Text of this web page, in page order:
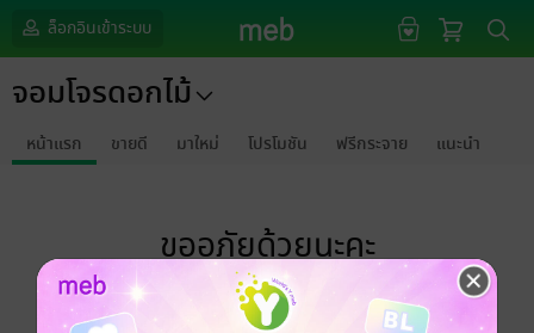
ล็อกอินเข้าระบบ
จอมโจรดอกไม้
หน้าแรก ขายดี มาใหม่ โปรโมชัน ฟรีกระจาย แนะนำ
ขออภัยด้วยนะคะ
ไม่พบข้อมูลในหัวข้อที่คุณกำลังชมค่ะ